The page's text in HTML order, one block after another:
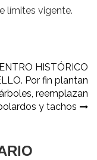
límites vigente.
HISTÓRICO
Por fin plantan
reemplazan
y tachos